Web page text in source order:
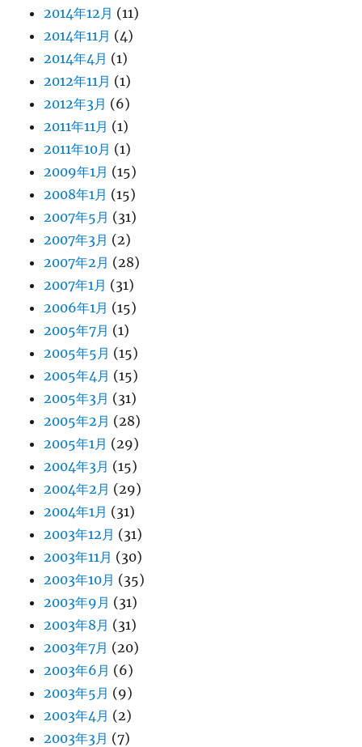
2014年12月 (11)
2014年11月 (4)
2014年4月 (1)
2012年11月 (1)
2012年3月 (6)
2011年11月 (1)
2011年10月 (1)
2009年1月 (15)
2008年1月 (15)
2007年5月 (31)
2007年3月 (2)
2007年2月 (28)
2007年1月 (31)
2006年1月 (15)
2005年7月 (1)
2005年5月 (15)
2005年4月 (15)
2005年3月 (31)
2005年2月 (28)
2005年1月 (29)
2004年3月 (15)
2004年2月 (29)
2004年1月 (31)
2003年12月 (31)
2003年11月 (30)
2003年10月 (35)
2003年9月 (31)
2003年8月 (31)
2003年7月 (20)
2003年6月 (6)
2003年5月 (9)
2003年4月 (2)
2003年3月 (7)